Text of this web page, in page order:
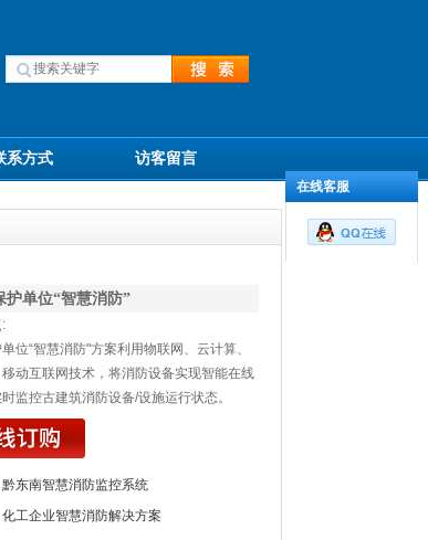
系方式 访客留言
护单位“智慧消防”
位“智慧消防"方案利用物联网、云计算、
动互联网技术，将消防设备实现智能在线
监控古建筑消防设备/设施运行状态。
黔东南智慧消防监控系统
化工企业智慧消防解决方案
在线客服